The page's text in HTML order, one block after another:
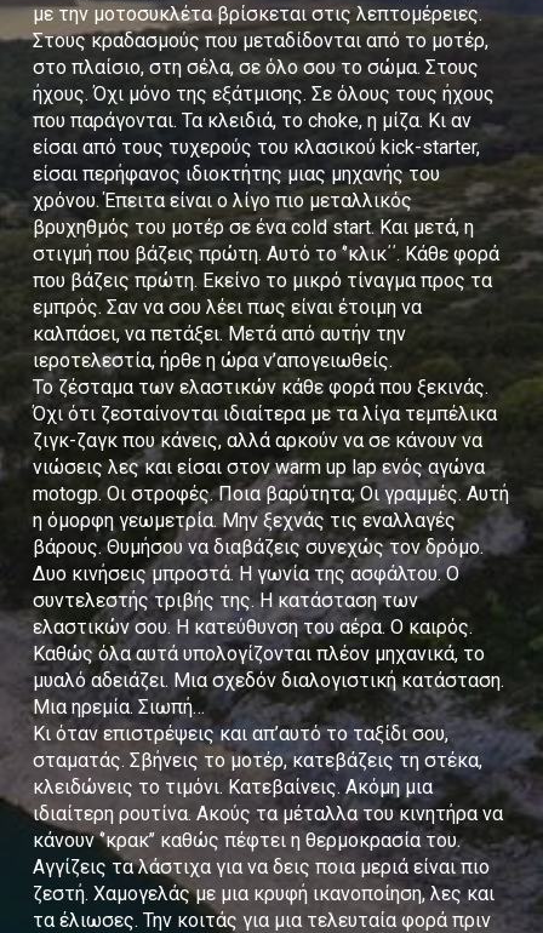
με την μοτοσυκλέτα βρίσκεται στις λεπτομέρειες.
Στους κραδασμούς που μεταδίδονται από το μοτέρ,
στο πλαίσιο, στη σέλα, σε όλο σου το σώμα. Στους
ήχους. Όχι μόνο της εξάτμισης. Σε όλους τους ήχους
που παράγονται. Τα κλειδιά, το choke, η μίζα. Κι αν
είσαι από τους τυχερούς του κλασικού kick-starter,
είσαι περήφανος ιδιοκτήτης μιας μηχανής του
χρόνου. Έπειτα είναι ο λίγο πιο μεταλλικός
βρυχηθμός του μοτέρ σε ένα cold start. Και μετά, η
στιγμή που βάζεις πρώτη. Αυτό το ‘’κλικ΄΄. Κάθε φορά
που βάζεις πρώτη. Εκείνο το μικρό τίναγμα προς τα
εμπρός. Σαν να σου λέει πως είναι έτοιμη να
καλπάσει, να πετάξει. Μετά από αυτήν την
ιεροτελεστία, ήρθε η ώρα ν’απογειωθείς.
Το ζέσταμα των ελαστικών κάθε φορά που ξεκινάς.
Όχι ότι ζεσταίνονται ιδιαίτερα με τα λίγα τεμπέλικα
ζιγκ-ζαγκ που κάνεις, αλλά αρκούν να σε κάνουν να
νιώσεις λες και είσαι στον warm up lap ενός αγώνα
motogp. Οι στροφές. Ποια βαρύτητα; Οι γραμμές. Αυτή
η όμορφη γεωμετρία. Μην ξεχνάς τις εναλλαγές
βάρους. Θυμήσου να διαβάζεις συνεχώς τον δρόμο.
Δυο κινήσεις μπροστά. Η γωνία της ασφάλτου. Ο
συντελεστής τριβής της. Η κατάσταση των
ελαστικών σου. Η κατεύθυνση του αέρα. Ο καιρός.
Καθώς όλα αυτά υπολογίζονται πλέον μηχανικά, το
μυαλό αδειάζει. Μια σχεδόν διαλογιστική κατάσταση.
Μια ηρεμία. Σιωπή…
Κι όταν επιστρέψεις και απ’αυτό το ταξίδι σου,
σταματάς. Σβήνεις το μοτέρ, κατεβάζεις τη στέκα,
κλειδώνεις το τιμόνι. Κατεβαίνεις. Ακόμη μια
ιδιαίτερη ρουτίνα. Ακούς τα μέταλλα του κινητήρα να
κάνουν ‘’κρακ’’ καθώς πέφτει η θερμοκρασία του.
Αγγίζεις τα λάστιχα για να δεις ποια μεριά είναι πιο
ζεστή. Χαμογελάς με μια κρυφή ικανοποίηση, λες και
τα έλιωσες. Την κοιτάς για μια τελευταία φορά πριν